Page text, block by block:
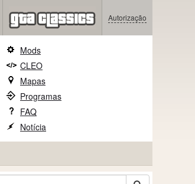
Autorização
Mods
CLEO
Mapas
Programas
FAQ
Notícia